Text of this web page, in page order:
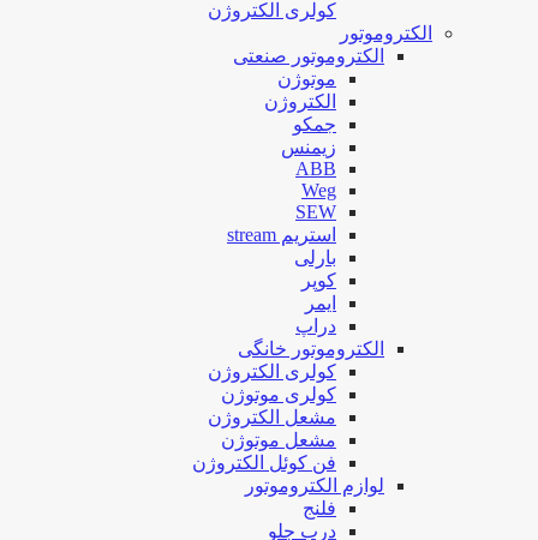
کولری الکتروژن
الکتروموتور
الکتروموتور صنعتی
موتوژن
الکتروژن
جمکو
زیمنس
ABB
Weg
SEW
استریم stream
بارلی
کوپر
ایمر
دراپ
الکتروموتور خانگی
کولری الکتروژن
کولری موتوژن
مشعل الکتروژن
مشعل موتوژن
فن کوئل الکتروژن
لوازم الکتروموتور
فلنج
درب جلو